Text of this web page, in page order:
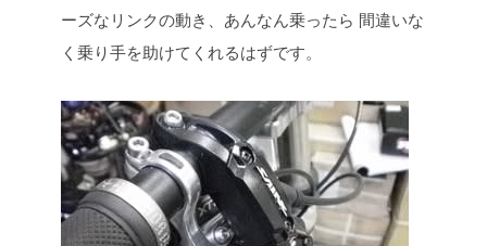
ーズなリンクの動き、あんなん乗ったら 間違いな
く乗り手を助けてくれるはずです。